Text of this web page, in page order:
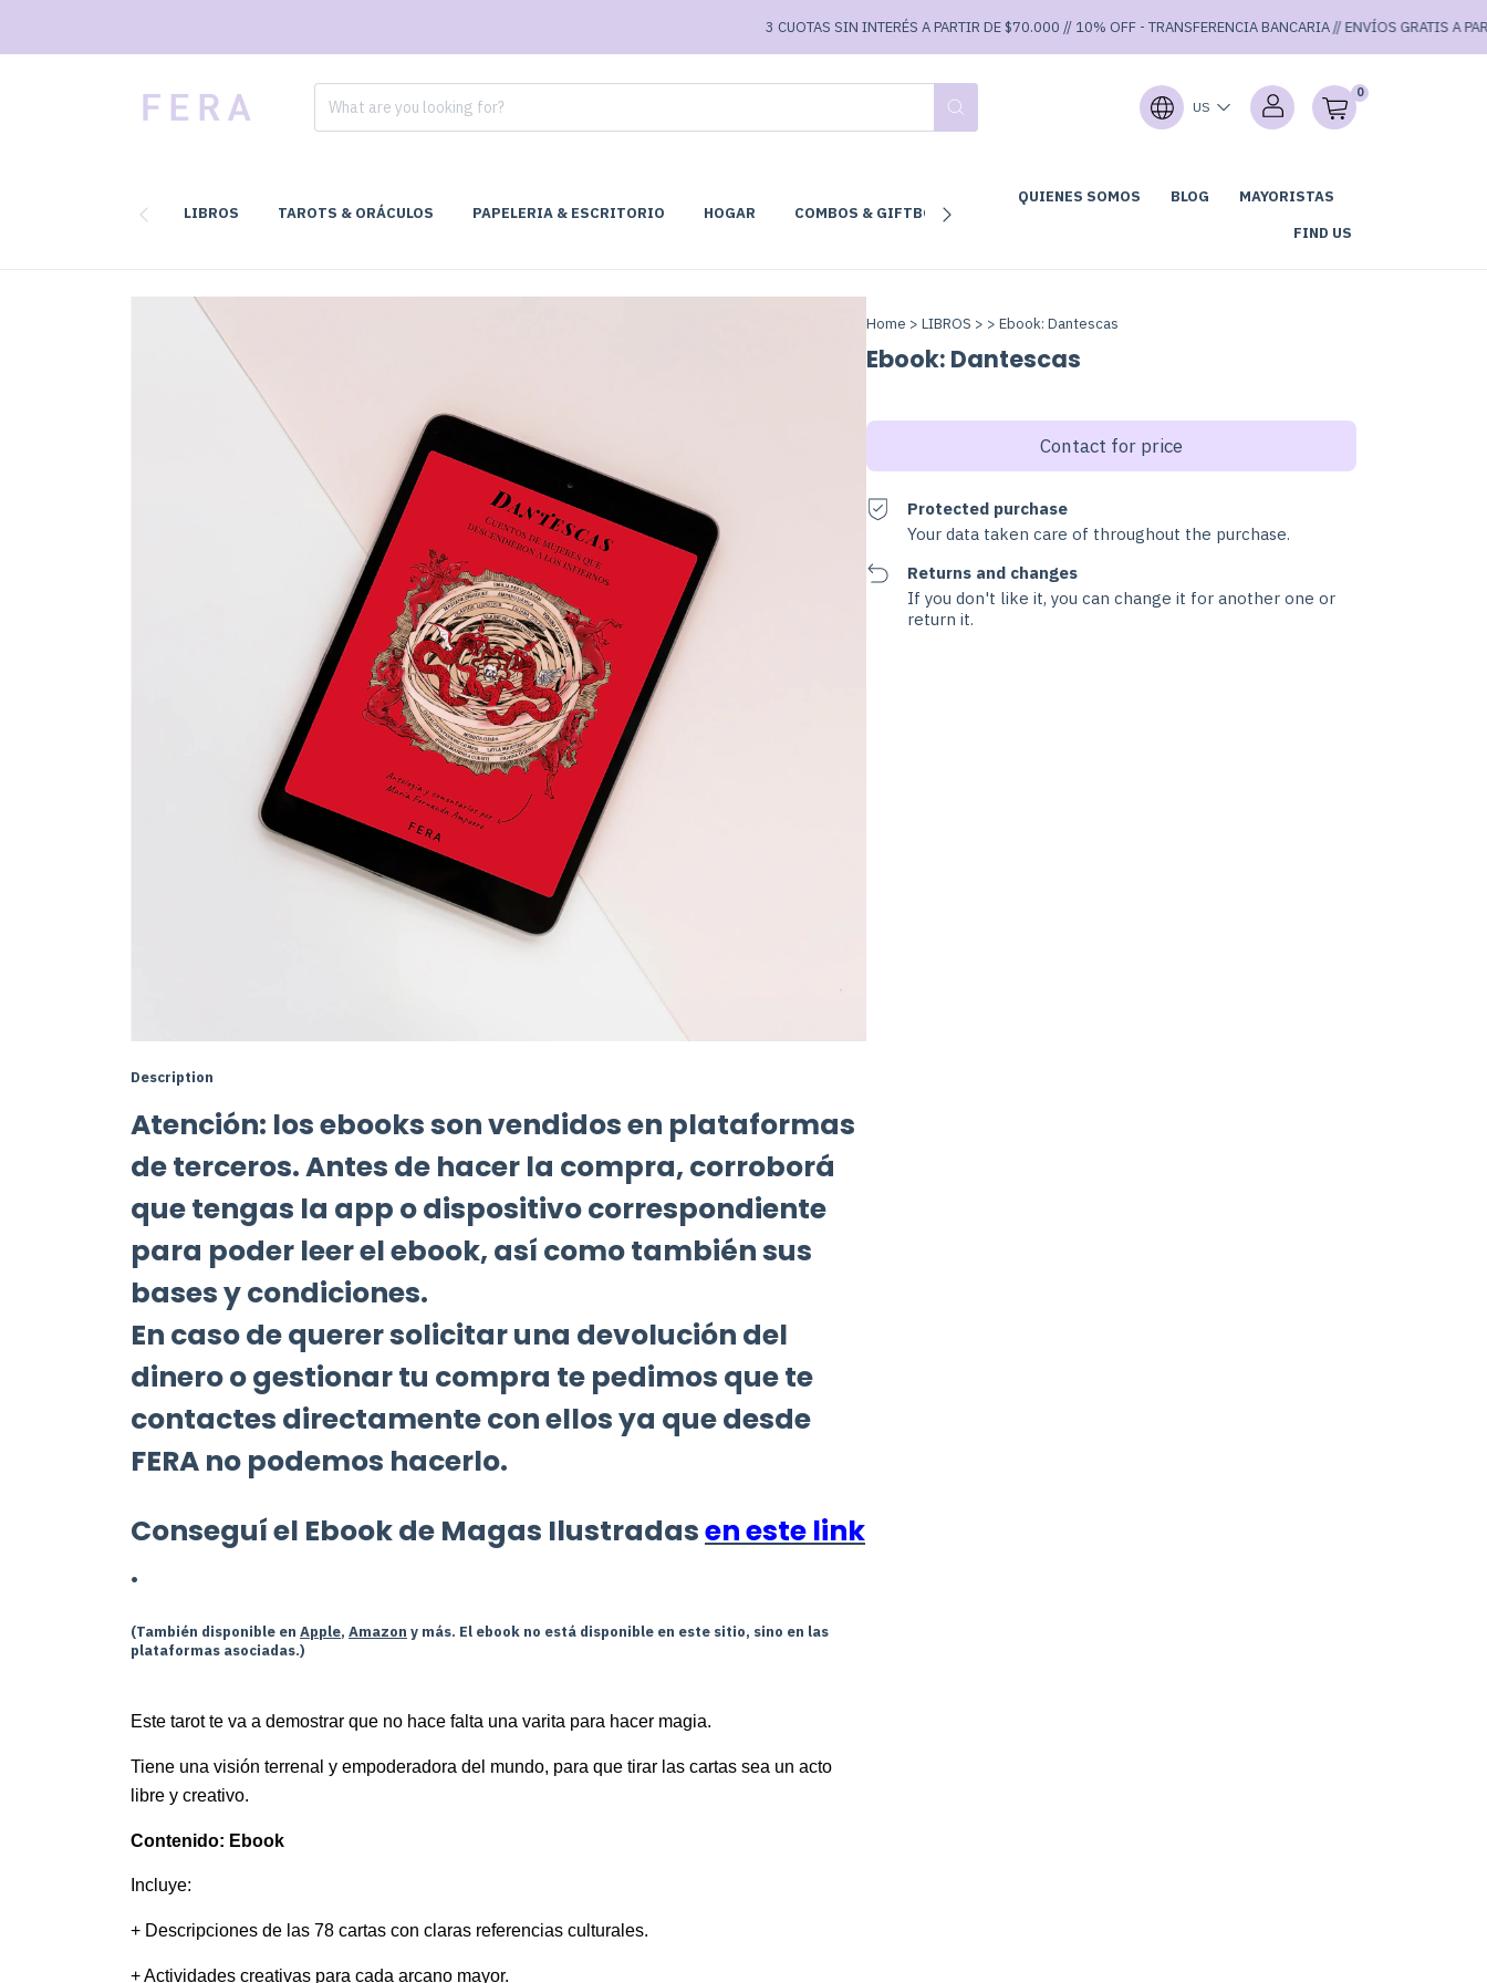
3 CUOTAS SIN INTERÉS A PARTIR DE $70.000 // 10% OFF - TRANSFERENCIA BANCARIA // ENVÍOS GRATIS A
US
0
LIBROS TAROTS & ORÁCULOS PAPELERIA & ESCRITORIO HOGAR COMBOS & GIFTBOX
QUIENES SOMOS BLOG
MAYORISTAS
FIND US
Home > LIBROS > > Ebook: Dantescas
Ebook: Dantescas
Protected purchase
Your data taken care of throughout the purchase.
Returns and changes
If you don't like it, you can change it for another one or
return it.
Description
Atención: los ebooks son vendidos en plataformas
de terceros. Antes de hacer la compra, corroborá
que tengas la app o dispositivo correspondiente
para poder leer el ebook, así como también sus
bases y condiciones.
En caso de querer solicitar una devolución del
dinero o gestionar tu compra te pedimos que te
contactes directamente con ellos ya que desde
FERA no podemos hacerlo.
Conseguí el Ebook de Magas Ilustradasen este link
.
(También disponible en Apple, Amazon y más. El ebook no está disponible en este sitio, sino en las
plataformas asociadas.)
Este tarot te va a demostrar que no hace falta una varita para hacer magia.
Tiene una visión terrenal y empoderadora del mundo, para que tirar las cartas sea un acto
libre y creativo.
Contenido: Ebook
Incluye:
+ Descripciones de las 78 cartas con claras referencias culturales.
+ Actividades creativas para cada arcano mayor.